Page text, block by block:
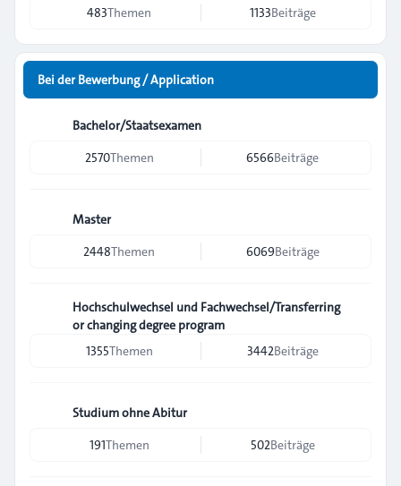
483Themen 1133Beiträge
Bei der Bewerbung / Application
Bachelor/Staatsexamen
2570Themen 6566Beiträge
Master
2448Themen 6069Beiträge
Hochschulwechsel und Fachwechsel/Transferring
or changing degree program
1355Themen 3442Beiträge
Studium ohne Abitur
191Themen 502Beiträge